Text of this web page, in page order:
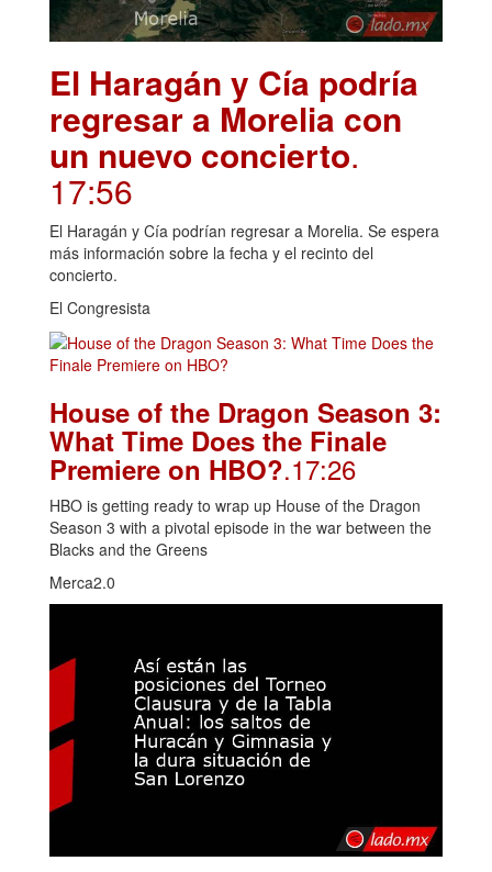
El Haragán y Cía podría
regresar a Morelia con
un nuevo concierto.
17:56
El Haragán y Cía podrían regresar a Morelia. Se espera
más información sobre la fecha y el recinto del
concierto.
El Congresista
House of the Dragon Season 3:
What Time Does the Finale
Premiere on HBO?.17:26
HBO is getting ready to wrap up House of the Dragon
Season 3 with a pivotal episode in the war between the
Blacks and the Greens
Merca2.0